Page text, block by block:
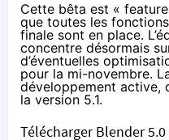
Cette bêta est «
que toutes les
finale sont en place.
concentre désormais
d’éventuelles
pour la mi-novembre.
développement active,
la version 5.1.
Télécharger Blender